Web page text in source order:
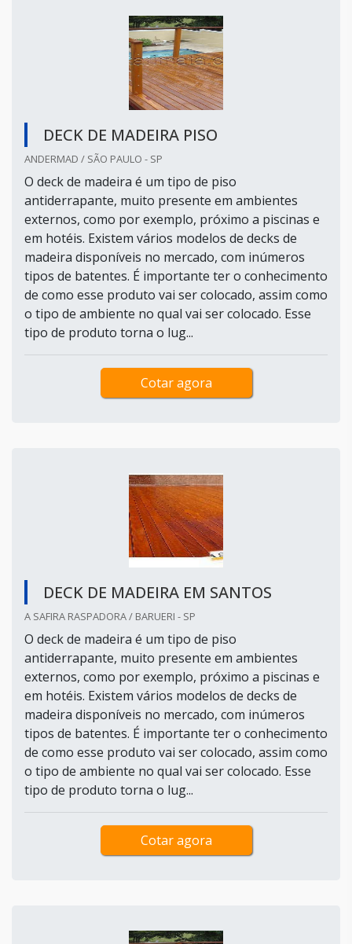
DECK DE MADEIRA PISO
ANDERMAD / SÃO PAULO - SP
O deck de madeira é um tipo de piso
antiderrapante, muito presente em ambientes
externos, como por exemplo, próximo a piscinas e
em hotéis. Existem vários modelos de decks de
madeira disponíveis no mercado, com inúmeros
tipos de batentes. É importante ter o conhecimento
de como esse produto vai ser colocado, assim como
o tipo de ambiente no qual vai ser colocado. Esse
tipo de produto torna o lug...
Cotar agora
DECK DE MADEIRA EM SANTOS
A SAFIRA RASPADORA / BARUERI - SP
O deck de madeira é um tipo de piso
antiderrapante, muito presente em ambientes
externos, como por exemplo, próximo a piscinas e
em hotéis. Existem vários modelos de decks de
madeira disponíveis no mercado, com inúmeros
tipos de batentes. É importante ter o conhecimento
de como esse produto vai ser colocado, assim como
o tipo de ambiente no qual vai ser colocado. Esse
tipo de produto torna o lug...
Cotar agora